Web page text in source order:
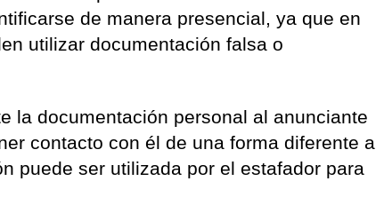
de manera presencial, ya que en
utilizar documentación falsa o
la documentación personal al anunciante
contacto con él de una forma diferente a
puede ser utilizada por el estafador para